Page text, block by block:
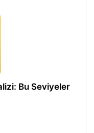
Bu Seviyeler